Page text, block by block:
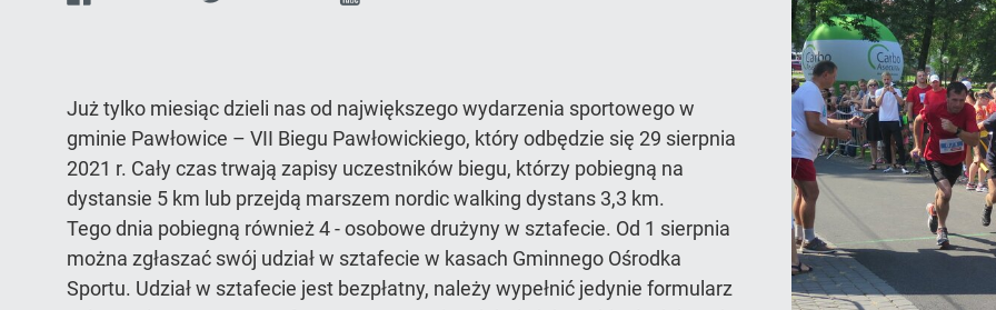
Już tylko miesiąc dzieli nas od największego wydarzenia sportowego w
gminie Pawłowice – VII Biegu Pawłowickiego, który odbędzie się 29 sierpnia
2021 r. Cały czas trwają zapisy uczestników biegu, którzy pobiegną na
dystansie 5 km lub przejdą marszem nordic walking dystans 3,3 km.
Tego dnia pobiegną również 4 - osobowe drużyny w sztafecie. Od 1 sierpnia
można zgłaszać swój udział w sztafecie w kasach Gminnego Ośrodka
Sportu. Udział w sztafecie jest bezpłatny, należy wypełnić jedynie formularz